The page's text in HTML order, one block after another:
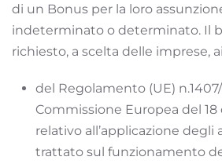
di un Bonus per la loro
indeterminato o determinato. Il
richiesto, a scelta delle imprese,
del Regolamento (UE)
Commissione Europea del 18
relativo all’applicazione degli
trattato sul funzionamento